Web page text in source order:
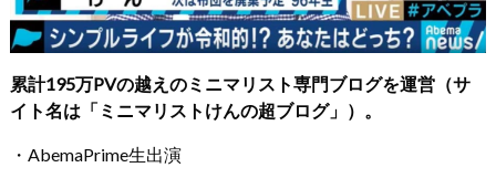
累計195万PVの越えのミニマリスト専門ブログを運営（サ
イト名は「ミニマリストけんの超ブログ」）。
・AbemaPrime生出演